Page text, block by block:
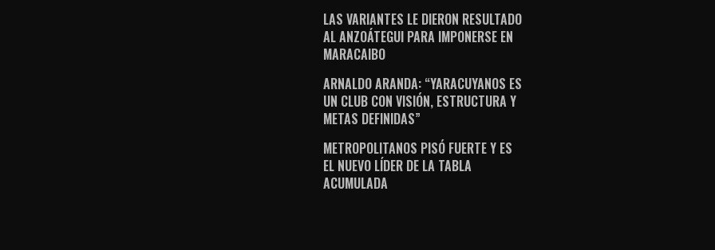
LAS VARIANTES LE DIERON RESULTADO
AL ANZOÁTEGUI PARA IMPONERSE EN
MARACAIBO
ARNALDO ARANDA: “YARACUYANOS ES
UN CLUB CON VISIÓN, ESTRUCTURA Y
METAS DEFINIDAS”
METROPOLITANOS PISÓ FUERTE Y ES
EL NUEVO LÍDER DE LA TABLA
ACUMULADA